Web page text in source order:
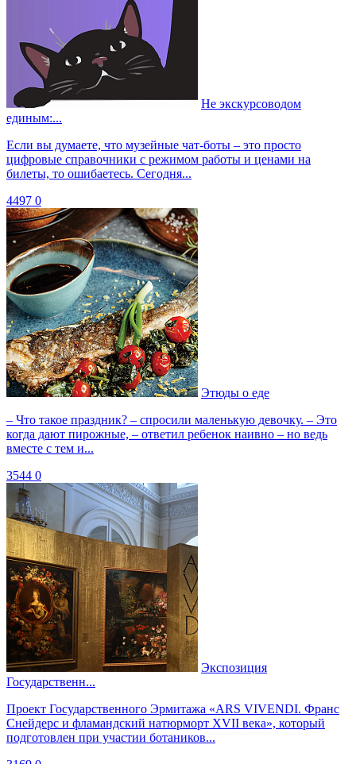
Не экскурсоводом
единым:...
Если вы думаете, что музейные чат-боты – это просто
цифровые справочники с режимом работы и ценами на
билеты, то ошибаетесь. Сегодня...
4497 0
Этюды о еде
– Что такое праздник? – спросили маленькую девочку. – Это
когда дают пирожные, – ответил ребенок наивно – но ведь
вместе с тем и...
3544 0
Экспозиция
Государственн...
Проект Государственного Эрмитажа «ARS VIVENDI. Франс
Снейдерс и фламандский натюрморт XVII века», который
подготовлен при участии ботаников...